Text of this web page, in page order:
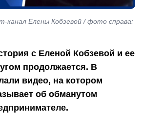
канал Елены Кобзевой / фото справа:
с Еленой Кобзевой и ее
продолжается. В
видео, на котором
об обманутом